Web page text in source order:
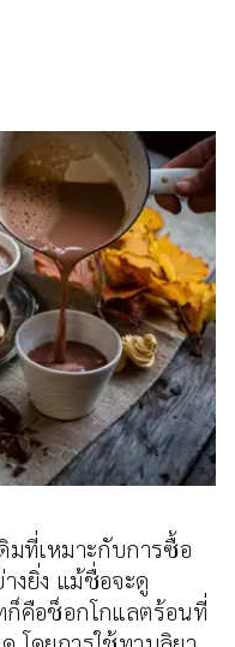
มที่เหมาะกับการซื้อ
งยิ่ง แม้ชื่อจะดู
ก็คือช็อกโกแลตร้อนที่
โดยการใช้ทาบลิยา